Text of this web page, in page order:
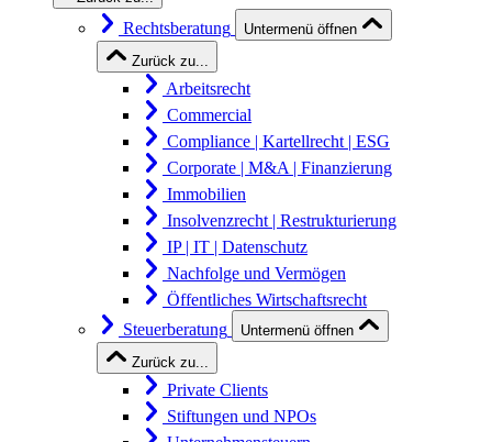
Rechtsberatung
Untermenü öffnen
Zurück zu...
Arbeitsrecht
Commercial
Compliance | Kartellrecht | ESG
Corporate | M&A | Finanzierung
Immobilien
Insolvenzrecht | Restrukturierung
IP | IT | Datenschutz
Nachfolge und Vermögen
Öffentliches Wirtschaftsrecht
Steuerberatung
Untermenü öffnen
Zurück zu...
Private Clients
Stiftungen und NPOs